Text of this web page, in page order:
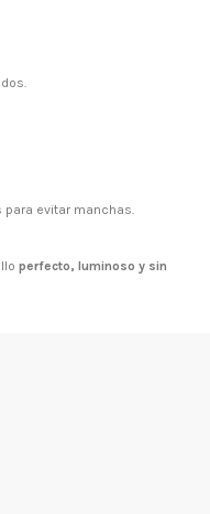
evitar manchas.
perfecto, luminoso y sin